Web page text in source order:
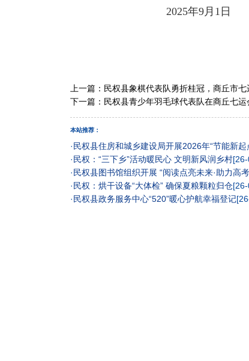
2025年9月1日
上一篇： 民权县象棋代表队勇折桂冠，商丘市七
下一篇： 民权县青少年羽毛球代表队在商丘七
本站推荐：
· 民权县住房和城乡建设局开展2026年“节能新起
· 民权：“三下乡”活动暖民心 文明新风润乡村
· 民权县图书馆组织开展 “阅读点亮未来·助力高
· 民权：烘干设备“大体检” 确保夏粮颗粒归仓
· 民权县政务服务中心“520”暖心护航幸福登记